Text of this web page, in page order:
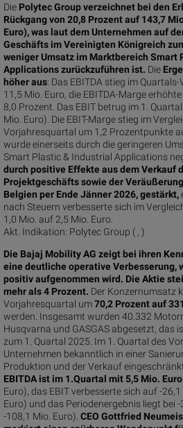
Die Polytec Group verzeichnet bei den
Rückgang von 20,8 Prozent auf 143,7
Euro), was laut dem Unternehmen auf
Geschäfts im Vereinigten Königreich
weniger Umsatz im Marktbereich Smart
Applications zurückzuführen ist. Die
höher aus: Das EBITDA stieg im
11,5 Mio. Euro, die EBITDA-Marge
8,0 Prozent. Das EBIT betrug im 1.
Mio. Euro). Die EBIT-Marge stieg im
Vorjahresquartal um 1,2 Prozentpunkte
wurde einerseits durch die geringeren
Smart Plastic & Industrial Applications
durch positive Effekte aus dem Verkauf
Projektgeschäfts sowie der
Belgien per Ende Jänner 2026, gestärkt,
nach Steuern verbesserte sich im
1,0 Mio. auf 2,5 Mio. Euro.
Polytec Group (
Akt. Indikation: , )
Die Bajaj Mobility AG zeigt bei ihren
eine deutliche operative Verbesserung,
positiv aufgenommen wird. Die Aktie
mehr als 4 Prozent. Der Konzernumsatz
Vorjahresquartal um70,2 Prozent auf
werden. Insgesamt wurden 40.332
Husqvarna und GASGAS abgesetzt, das
zum 1. Quartal 2025. Im 1. Quartal des
Unternehmen bekanntlich in einer
Produktion und der Verkauf
EBITDA ist im 1.Quartal mit 5,5 Mio.
Euro), das EBIT verbesserte sich auf -
Euro) und das Periodenergebnis liegt bei -
-108,1 Mio. Euro). CEO Gottfried